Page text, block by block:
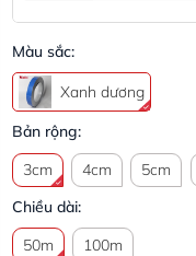
Màu sắc:
Xanh dương
Bản rộng:
3cm
4cm 5cm
Chiều dài:
50m
100m